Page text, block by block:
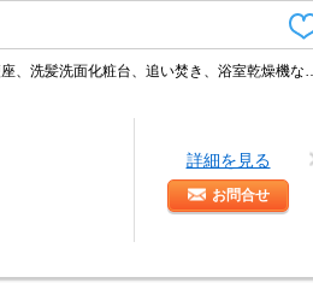
詳細を見る
お問合せ